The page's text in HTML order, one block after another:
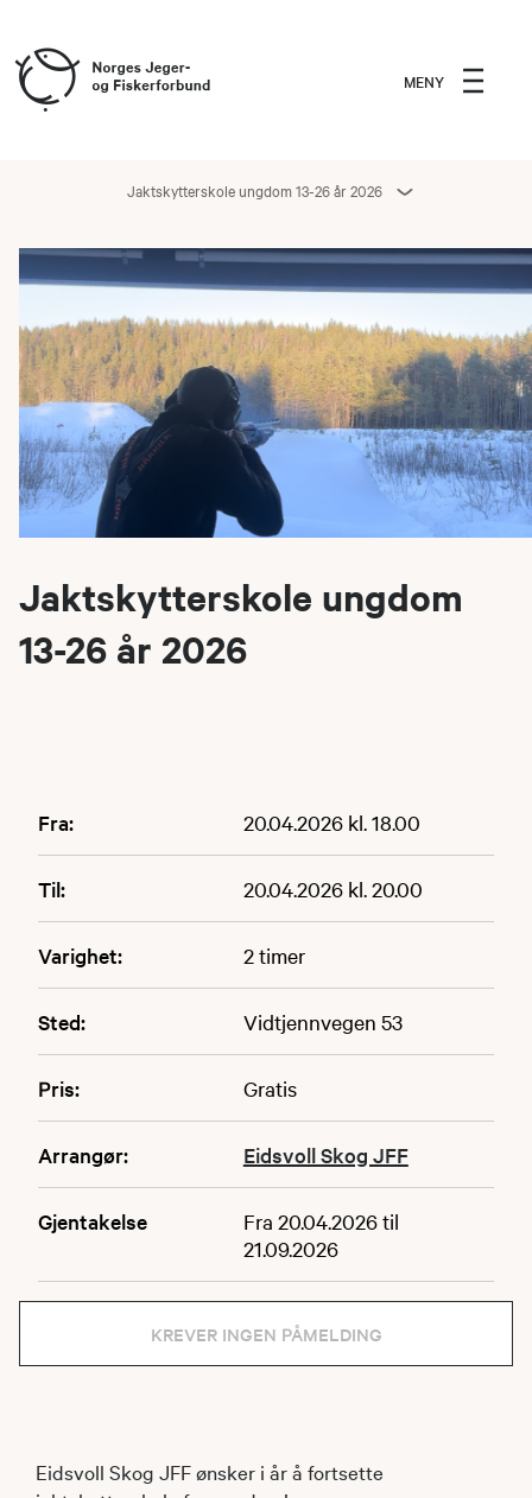
MENY
Jaktskytterskole ungdom 13-26 år 2026
Jaktskytterskole ungdom
13-26 år 2026
Fra: 20.04.2026 kl. 18.00
Til: 20.04.2026 kl. 20.00
Varighet: 2 timer
Sted: Vidtjennvegen 53
Pris: Gratis
Arrangør: Eidsvoll Skog JFF
Gjentakelse
Fra 20.04.2026 til
21.09.2026
KREVER INGEN PÅMELDING
Eidsvoll Skog JFF ønsker i år å fortsette